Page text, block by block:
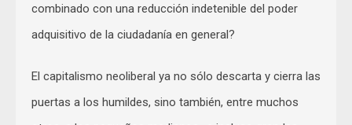
combinado con una reducción indetenible del poder
adquisitivo de la ciudadanía en general?
El capitalismo neoliberal ya no sólo descarta y cierra las
puertas a los humildes, sino también, entre muchos